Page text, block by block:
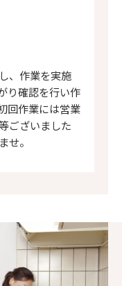
、作業を実施
り確認を行い作
回作業には営業
ございました
せ。